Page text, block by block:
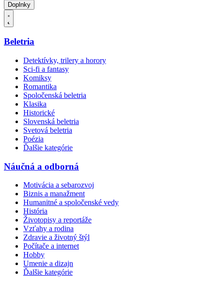
Doplnky
Beletria
Detektívky, trilery a horory
Sci-fi a fantasy
Komiksy
Romantika
Spoločenská beletria
Klasika
Historické
Slovenská beletria
Svetová beletria
Poézia
Ďalšie kategórie
Náučná a odborná
Motivácia a sebarozvoj
Biznis a manažment
Humanitné a spoločenské vedy
História
Životopisy a reportáže
Vzťahy a rodina
Zdravie a životný štýl
Počítače a internet
Hobby
Umenie a dizajn
Ďalšie kategórie